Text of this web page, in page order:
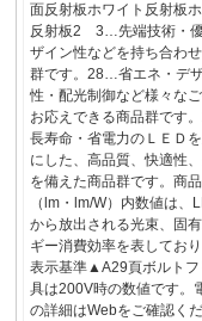
面反射板ホワイト反射板
反射板2 3…先端技術・
ザイン性などを持ち合わ
群です。28…省エネ・デ
性・配光制御など様々な
お応えできる商品群で
長寿命・省電力のＬＥＤ
にした、高品質、快適性
を備えた商品群です。商
（lm・lm/W）内数値は、
から放出される光束、固
ギー消費効率を表しており
表示基準▲A29頁ボルトフ
具は200V時の数値です。
の詳細はWebをご確認くだ